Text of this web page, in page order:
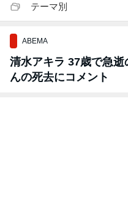
テーマ別
ABEMA
清水アキラ 37歳で急逝
んの死去にコメント